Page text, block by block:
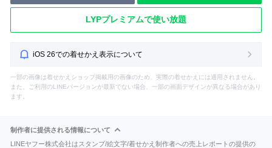
LYPプレミアムで使い放題
iOS 26での着せかえ表示について
一部の画像は着せかえショップ掲載用の画像のため、実際の着せかえには適用されません。
また、ご利用のLINEバージョンが最新でない場合、一部の画面デザインが異なる場合があり
ます。
制作者に提供される情報について
LINEヤフー株式会社はスタンプ/絵文字/着せかえ制作者への売上レポートの提供の